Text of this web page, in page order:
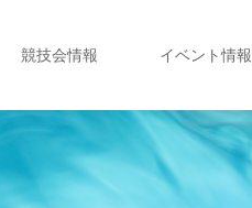
競技会情報 イベント情報